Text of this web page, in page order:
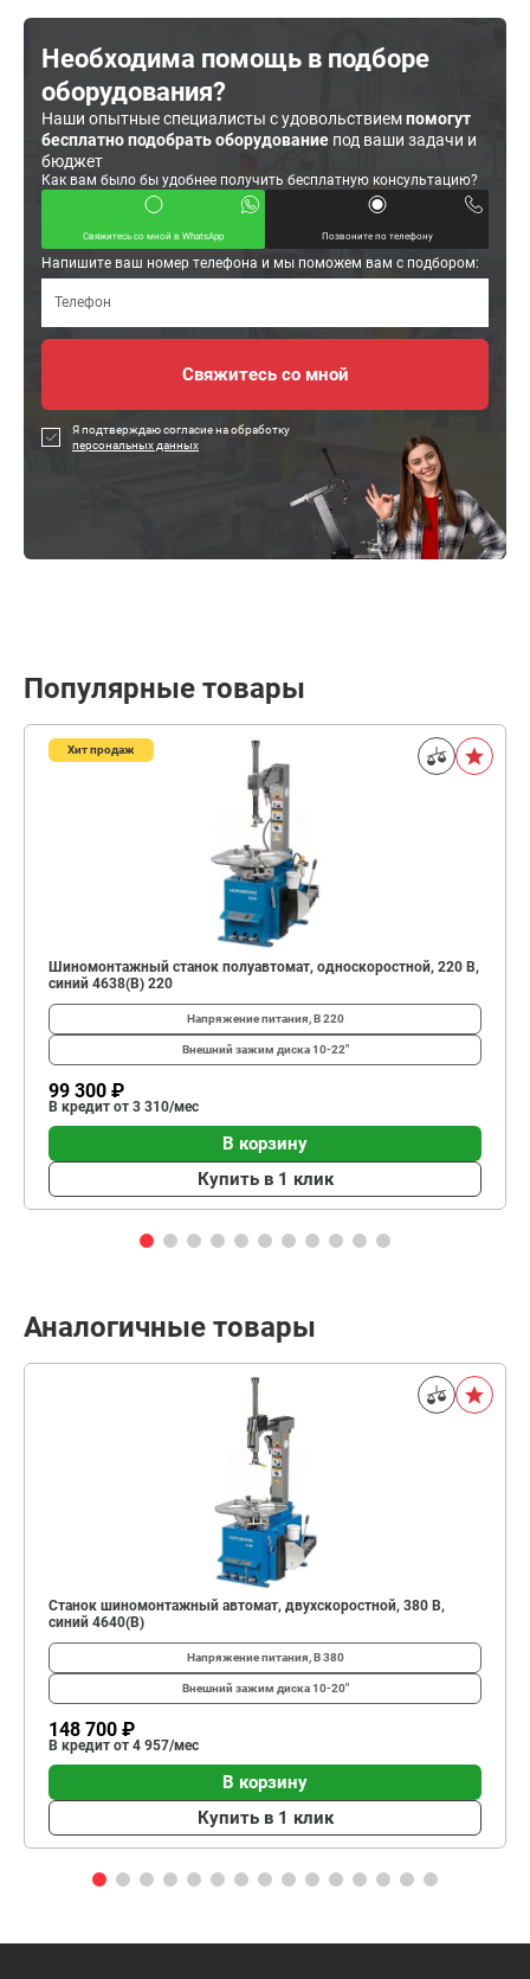
Необходима помощь в подборе
оборудования?
Наши опытные специалисты с удовольствиемпомогут
бесплатно подобрать оборудование под ваши задачи и
бюджет
Как вам было бы удобнее получить бесплатную консультацию?
Свяжитесь со мной в WhatsApp Позвоните по телефону
Напишите ваш номер телефона и мы поможем вам с подбором:
Я подтверждаю согласие на обработку
персональных данных
Популярные товары
Хит продаж
Шиномонтажный станок полуавтомат, односкоростной, 220 В,
синий 4638(B) 220
Напряжение питания, В220
Внешний зажим диска10-22"
99 300 ₽
В кредит от 3 310/мес
В корзину
Купить в 1 клик
Аналогичные товары
Станок шиномонтажный автомат, двухскоростной, 380 В,
синий 4640(B)
Напряжение питания, В380
Внешний зажим диска10-20"
148 700 ₽
В кредит от 4 957/мес
В корзину
Купить в 1 клик